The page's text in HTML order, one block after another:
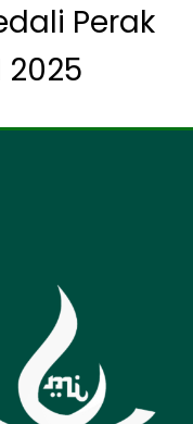
Perak
2025